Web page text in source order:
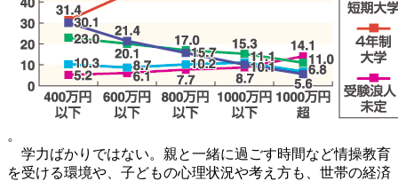
。
学力ばかりではない。親と一緒に過ごす時間など情操教育
を受ける環境や、子どもの心理状況や考え方も、世帯の経済